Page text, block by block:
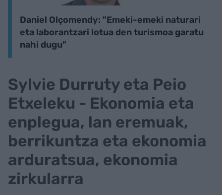
Daniel Olçomendy: "Emeki-emeki naturari
eta laborantzari lotua den turismoa garatu
nahi dugu"
Sylvie Durruty eta Peio
Etxeleku - Ekonomia eta
enplegua, lan eremuak,
berrikuntza eta ekonomia
arduratsua, ekonomia
zirkularra